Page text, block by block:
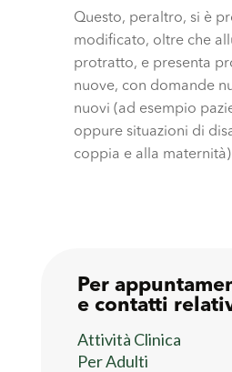
Questo, peraltro, si è
modificato, oltre che
protratto, e presenta
nuove, con domande
nuovi (ad esempio
oppure situazioni di
coppia e alla
Per
e contatti
Attività Clinica
Per Adulti